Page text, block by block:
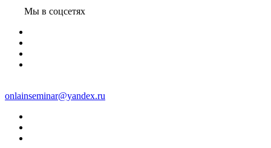
Мы в соцсетях
onlainseminar@yandex.ru